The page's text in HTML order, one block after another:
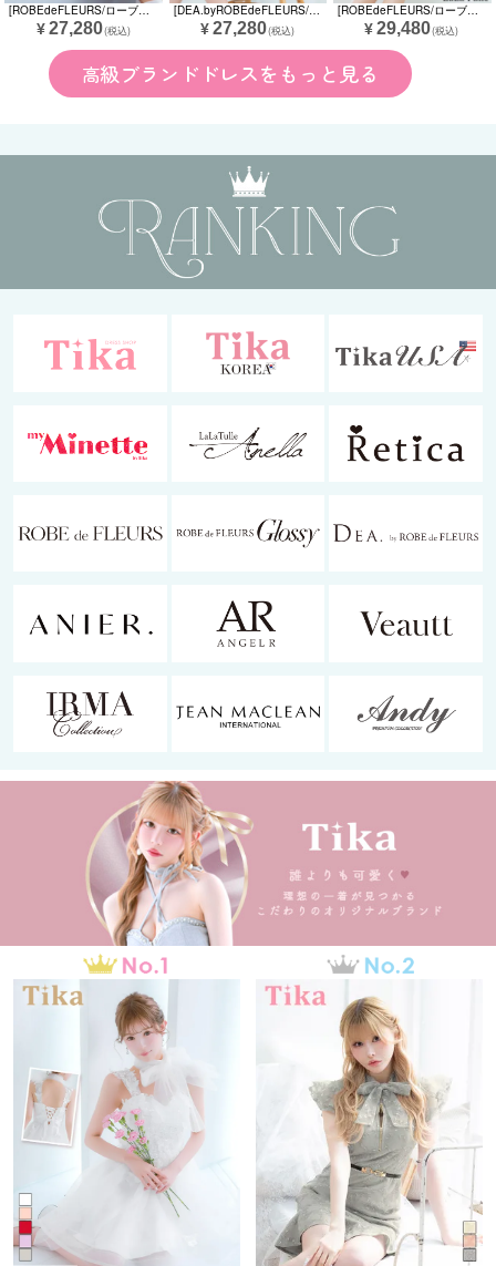
¥27,280(税込)
[DEA.byROBEdeFLEURS/ディアバイローブドフルール] 高級 ブランド Aラインミニドレス セットアップ ホルターネック シフォン フリル レイヤード プリーツ (ゆいぴす着用)
¥27,280(税込) ¥ 29,480(税込)
高級ブランドドレスをもっと見る